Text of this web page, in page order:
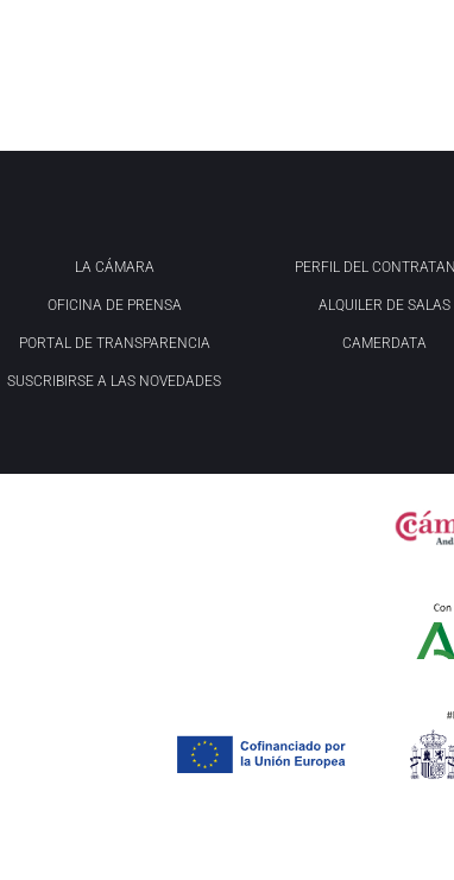
LA CÁMARA
OFICINA DE PRENSA
PORTAL DE TRANSPARENCIA
SUSCRIBIRSE A LAS NOVEDADES
PERFIL DEL
ALQUILER DE SALAS
CAMERDATA